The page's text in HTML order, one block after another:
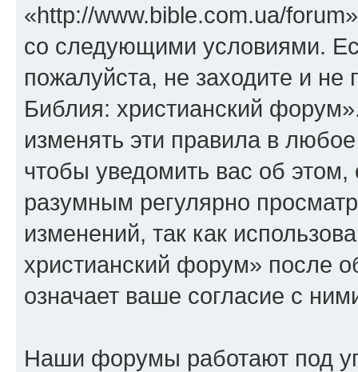
«http://www.bible.com.ua/
со следующими условиями.
пожалуйста, не заходите и
Библия: христианский
изменять эти правила в
чтобы уведомить вас об
разумным регулярно
изменений, так как
христианский форум» после
означает ваше согласие с
Наши форумы работают под